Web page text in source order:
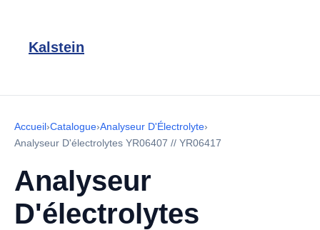
Kalstein
Accueil›Catalogue›Analyseur D'Électrolyte›
Analyseur D'électrolytes YR06407 // YR06417
Analyseur
D'électrolytes